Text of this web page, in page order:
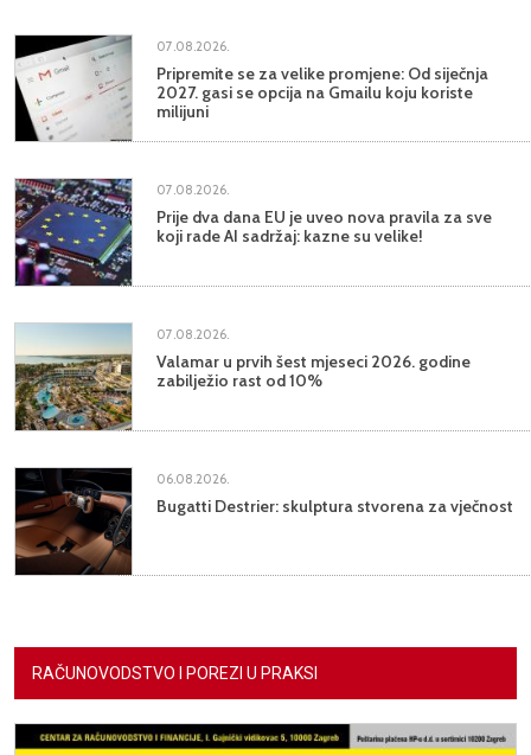
07.08.2026.
Pripremite se za velike promjene: Od siječnja
2027. gasi se opcija na Gmailu koju koriste
milijuni
07.08.2026.
Prije dva dana EU je uveo nova pravila za sve
koji rade AI sadržaj: kazne su velike!
07.08.2026.
Valamar u prvih šest mjeseci 2026. godine
zabilježio rast od 10%
06.08.2026.
Bugatti Destrier: skulptura stvorena za vječnost
RAČUNOVODSTVO I POREZI U PRAKSI